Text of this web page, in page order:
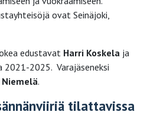
ovat Seinäjoki,
edustavat Harri Koskela ja
2021-2025. Varajäseneksi
Niemelä.
tilattavissa